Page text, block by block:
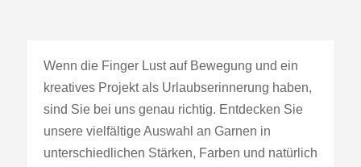
Wenn die Finger Lust auf Bewegung und ein
kreatives Projekt als Urlaubserinnerung haben,
sind Sie bei uns genau richtig. Entdecken Sie
unsere vielfältige Auswahl an Garnen in
unterschiedlichen Stärken, Farben und natürlich